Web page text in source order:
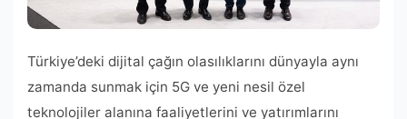
Türkiye’deki dijital çağın olasılıklarını dünyayla aynı
zamanda sunmak için 5G ve yeni nesil özel
teknolojiler alanına faaliyetlerini ve yatırımlarını